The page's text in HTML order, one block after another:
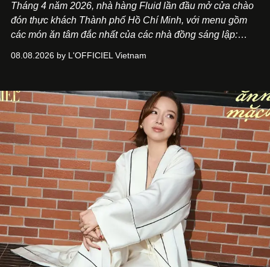
Tháng 4 năm 2026, nhà hàng Fluid lần đầu mở cửa chào
đón thực khách Thành phố Hồ Chí Minh, với menu gồm
các món ăn tâm đắc nhất của các nhà đồng sáng lập:
món ăn đa dạng từ Á đến Âu nhanh chóng được yêu thích
mang đến niềm vui cho thực khách.
08.08.2026 by L'OFFICIEL Vietnam